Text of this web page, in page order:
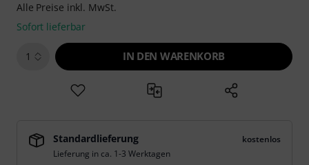
Alle Preise inkl. MwSt.
Sofort lieferbar
1 IN DEN WARENKORB
Standardlieferung
kostenlos
Lieferung in ca. 1-3 Werktagen